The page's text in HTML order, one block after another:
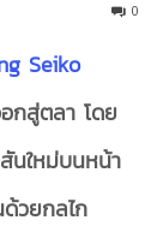
0
Seiko
กสู่ตลา โดย
นใหม่บนหน้า
วยกลไก